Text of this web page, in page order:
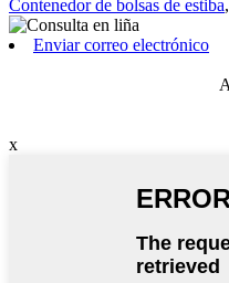
Contenedor de bolsas de estiba,
Enviar correo electrónico
x